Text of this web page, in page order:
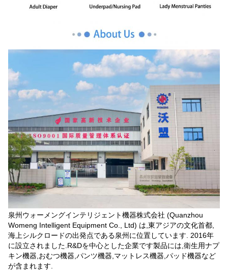
泉州ウォーメングインテリジェント機器株式会社 (Quanzhou
Womeng Intelligent Equipment Co., Ltd) は,東アジアの文化首都,
海上シルクロードの出発点である泉州に位置しています. 2016年
に設立されました.R&Dを中心とした企業です製品には,衛生用ナプ
キン機器,おむつ機器,パンツ機器,マットレス機器,パッド機器など
が含まれます.